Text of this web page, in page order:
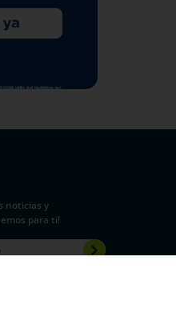
noticias y
para ti!